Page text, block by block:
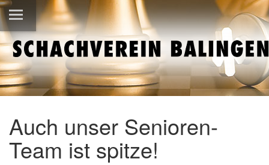
Auch unser Senioren-
Team ist spitze!